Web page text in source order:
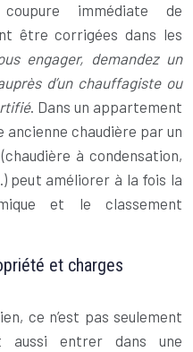
immédiate de
être corrigées dans les
engager, demandez un
d’un chauffagiste ou
. Dans un appartement
ancienne chaudière par un
à condensation,
peut améliorer à la fois la
et le classement
et charges
ce n’est pas seulement
aussi entrer dans une